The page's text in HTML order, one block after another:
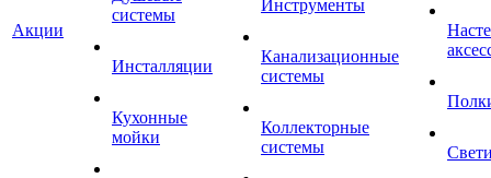
Акции
системы
Инсталляции
Кухонные
мойки
Инструменты
Канализационные
системы
Коллекторные
системы